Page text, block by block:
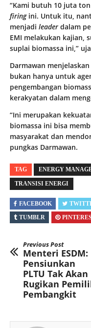
“Kami butuh 10 juta
firingini. Untuk itu,
menjadi leader dalam
EMI melakukan kajian,
suplai biomassa ini,”
Darmawan
bukan hanya untuk
pengembangan
kerakyatan dalam
“Ini merupakan
biomassa ini bisa
masyarakat dan
pungkas Darmawan.
TAG ENERGY
TRANSISI ENERGI
FACEBOOK
TUMBLR
Previous Post
Menteri ESDM:
Pensiunkan
PLTU Tak Akan
Rugikan
Pembangkit